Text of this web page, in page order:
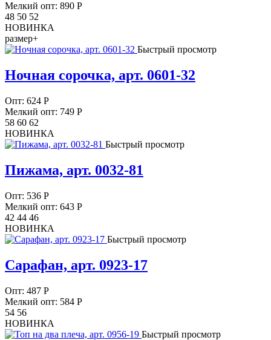
Мелкий опт: 890 Р
48 50 52
НОВИНКА
размер+
Быстрый просмотр
Ночная сорочка, арт. 0601-32
Опт: 624 Р
Мелкий опт: 749 Р
58 60 62
НОВИНКА
Быстрый просмотр
Пижама, арт. 0032-81
Опт: 536 Р
Мелкий опт: 643 Р
42 44 46
НОВИНКА
Быстрый просмотр
Сарафан, арт. 0923-17
Опт: 487 Р
Мелкий опт: 584 Р
54 56
НОВИНКА
Быстрый просмотр